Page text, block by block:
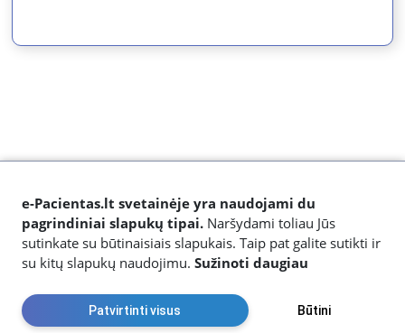
SoftDent © 2026 | Visos teisės saugomos | Privatumo politika
e-Pacientas.lt svetainėje yra naudojami du
pagrindiniai slapukų tipai. Naršydami toliau Jūs
sutinkate su būtinaisiais slapukais. Taip pat galite sutikti ir
su kitų slapukų naudojimu. Sužinoti daugiau
Patvirtinti visus Būtini